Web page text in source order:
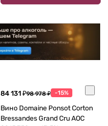
84 131 ₽98 978 ₽ -15%
Вино Domaine Ponsot Corton
Bressandes Grand Cru AOC